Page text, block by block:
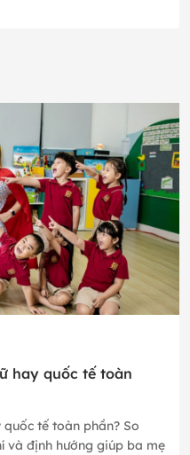
hay quốc tế toàn
tế toàn phần? So
và định hướng giúp ba mẹ